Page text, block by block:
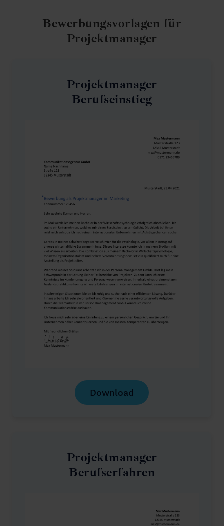
Bewerbungsvorlagen für
Projektmanager
Projektmanager
Berufseinstieg
Download
Projektmanager
Berufserfahren